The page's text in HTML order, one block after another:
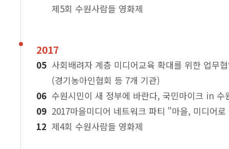
제5회 수원사람들 영화제
2017
사회배려자 계층 미디어교육 확대를 위한 업무
(경기농아인협회 등 7개 기관)
수원시민이 새 정부에 바란다, 국민마이크 in 수
2017마을미디어 네트워크 파티 "마을, 미디어
제4회 수원사람들 영화제